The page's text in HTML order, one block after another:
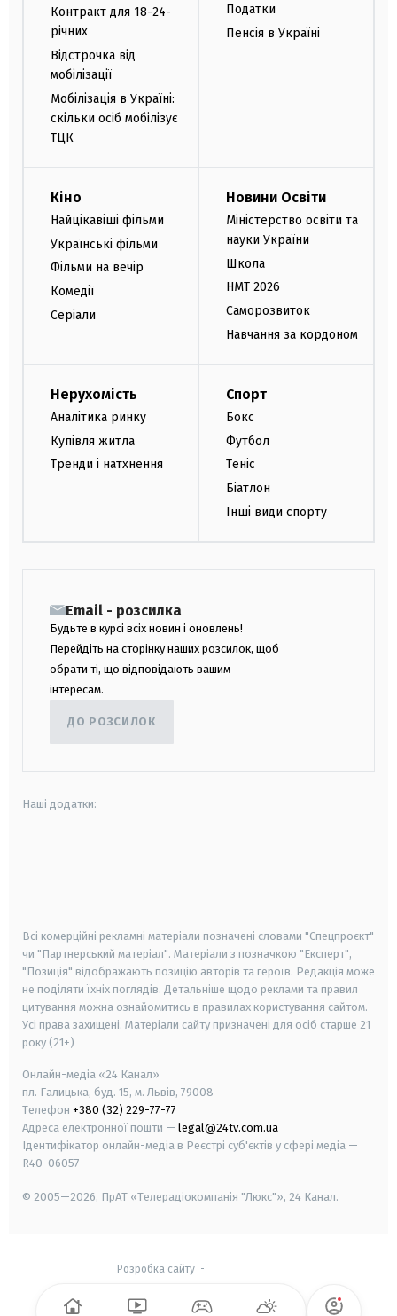
Контракт для 18-24-
річних
Відстрочка від
мобілізації
Мобілізація в Україні:
скільки осіб мобілізує
ТЦК
Податки
Пенсія в Україні
Кіно
Найцікавіші фільми
Українські фільми
Фільми на вечір
Комедії
Серіали
Новини Освіти
Міністерство освіти та
науки України
Школа
НМТ 2026
Саморозвиток
Навчання за кордоном
Нерухомість
Аналітика ринку
Купівля житла
Тренди і натхнення
Спорт
Бокс
Футбол
Теніс
Біатлон
Інші види спорту
Email - розсилка
Будьте в курсі всіх новин і оновлень!
Перейдіть на сторінку наших розсилок, щоб
обрати ті, що відповідають вашим
інтересам.
ДО РОЗСИЛОК
Наші додатки:
Всі комерційні рекламні матеріали позначені словами "Спецпроєкт"
чи "Партнерський матеріал". Матеріали з позначкою "Експерт",
"Позиція" відображають позицію авторів та героїв. Редакція може
не поділяти їхніх поглядів. Детальніше щодо реклами та правил
цитування можна ознайомитись в правилах користування сайтом.
Усі права захищені. Матеріали сайту призначені для осіб старше 21
року (21+)
Онлайн-медіа «24 Канал»
пл. Галицька, буд. 15, м. Львів, 79008
Телефон +380 (32) 229-77-77
Адреса електронної пошти — legal@24tv.com.ua
Ідентифікатор онлайн-медіа в Реєстрі суб'єктів у сфері медіа —
R40-06057
© 2005—2026, ПрАТ «Телерадіокомпанія "Люкс"», 24 Канал.
Розробка сайту-